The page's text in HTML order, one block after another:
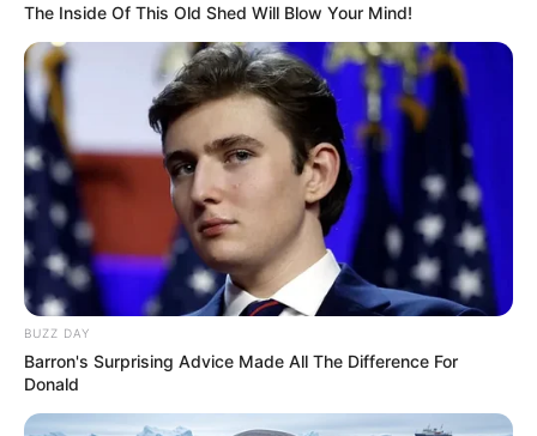
The Inside Of This Old Shed Will Blow Your Mind!
BUZZ DAY
Barron's Surprising Advice Made All The Difference For
Donald